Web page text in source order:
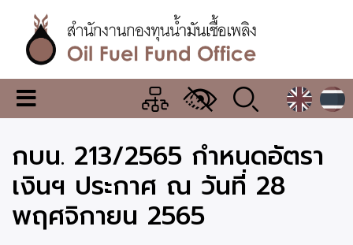
content
สำนักงาน
กองทุน
น้ำมัน
เชื้อ
เพลิง
เมนู
เปลี่ยน
แสดง
ผล
กบน. 213/2565 กำหนดอัตรา
เงินฯ ประกาศ ณ วันที่ 28
พฤศจิกายน 2565